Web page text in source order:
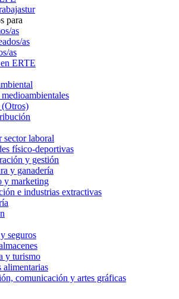
para
as
as
as
ERTE
(Otros)
sector laboral
físico-deportivas
y gestión
y ganadería
y marketing
e industrias extractivas
seguros
y turismo
alimentarias
comunicación y artes gráficas